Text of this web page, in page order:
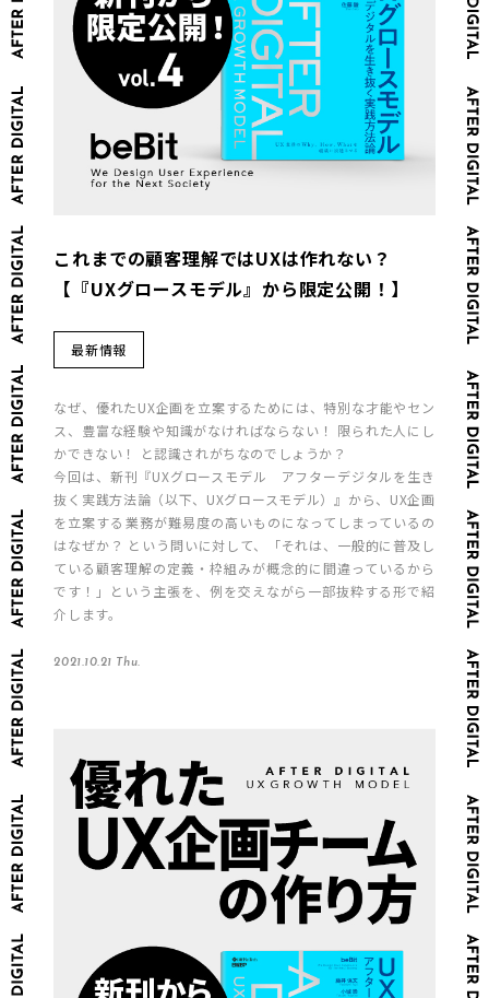
これまでの顧客理解ではUXは作れない？
【『UXグロースモデル』から限定公開！】
最新情報
なぜ、優れたUX企画を立案するためには、特別な才能やセン
ス、豊富な経験や知識がなければならない！ 限られた人にし
かできない！ と認識されがちなのでしょうか？
今回は、新刊『UXグロースモデル アフターデジタルを生き
抜く実践方法論（以下、UXグロースモデル）』から、UX企画
を立案する業務が難易度の高いものになってしまっているの
はなぜか？ という問いに対して、「それは、一般的に普及し
ている顧客理解の定義・枠組みが概念的に間違っているから
です！」という主張を、例を交えながら一部抜粋する形で紹
介します。
2021.10.21 Thu.